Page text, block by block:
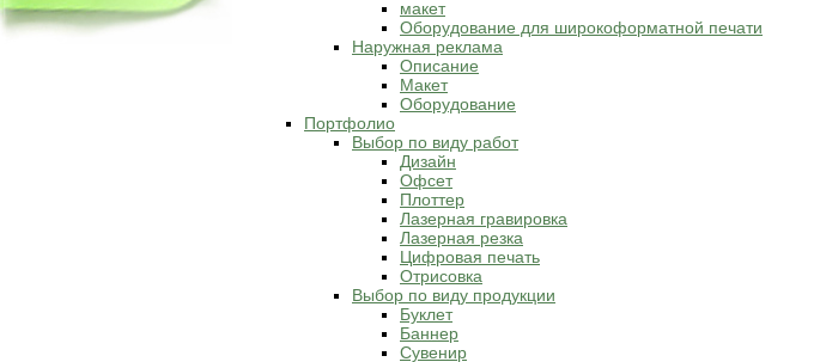
макет
Оборудование для широкоформатной печати
Наружная реклама
Описание
Макет
Оборудование
Портфолио
Выбор по виду работ
Дизайн
Офсет
Плоттер
Лазерная гравировка
Лазерная резка
Цифровая печать
Отрисовка
Выбор по виду продукции
Буклет
Баннер
Сувенир